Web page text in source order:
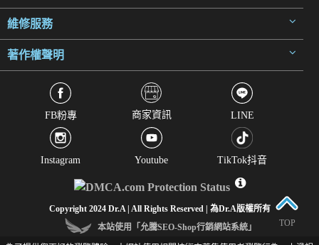
維修服務
著作權聲明
FB粉專 商家資訊 LINE
Instagram Youtube TikTok抖音
Copyright 2024 Dr.A | All Rights Reserved | 為Dr.A版權所有
本站使用「允騰SEO-Shop行銷網站系統」
TOP